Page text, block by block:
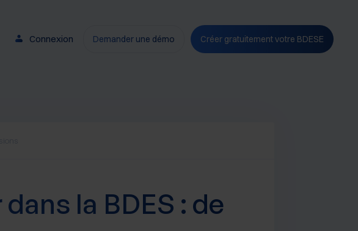
Connexion Demander une démo Créer gratuitement votre BDESE
la BDES : de